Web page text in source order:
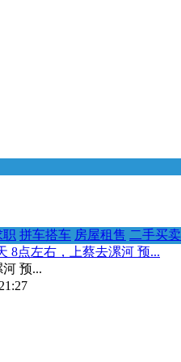
职 拼车搭车 房屋租售 二手买卖
8点左右，上蔡去漯河 预...
预...